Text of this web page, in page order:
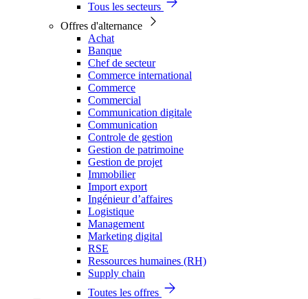
Tous les secteurs
Offres d'alternance
Achat
Banque
Chef de secteur
Commerce international
Commerce
Commercial
Communication digitale
Communication
Controle de gestion
Gestion de patrimoine
Gestion de projet
Immobilier
Import export
Ingénieur d’affaires
Logistique
Management
Marketing digital
RSE
Ressources humaines (RH)
Supply chain
Toutes les offres